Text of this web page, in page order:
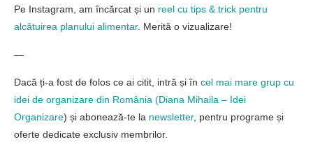
Pe Instagram, am încărcat și un reel cu tips & trick pentru
alcătuirea planului alimentar. Merită o vizualizare!
—
Dacă ți-a fost de folos ce ai citit, intră și în cel mai mare grup cu
idei de organizare din România (Diana Mihaila – Idei
Organizare) și abonează-te la newsletter, pentru programe și
oferte dedicate exclusiv membrilor.